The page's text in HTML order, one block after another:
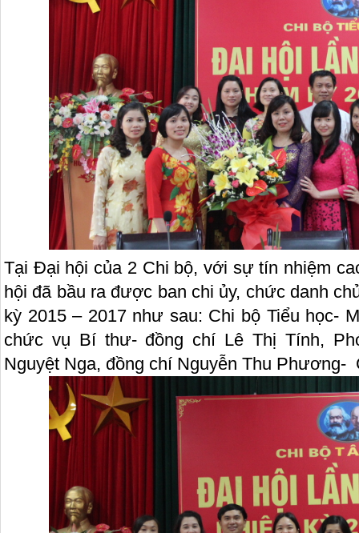
Tại Đại hội của 2 Chi bộ, với sự tín nhiệm
hội đã bầu ra được ban chi ủy, chức danh
kỳ 2015 – 2017 như sau: Chi bộ Tiểu học-
chức vụ Bí thư- đồng chí Lê Thị Tính,
Nguyệt Nga, đồng chí Nguyễn Thu Phương-